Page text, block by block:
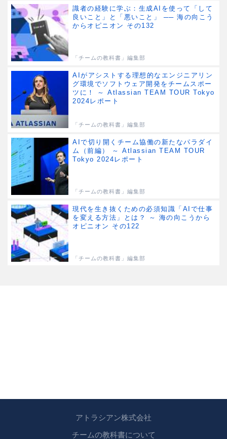
識者の経験に学ぶ：生成AIを使って「して
良いこと」と「悪いこと」 ── 海の向こう
からオピニオン その132
「チームの教科書」編集部
AIがアシストする理想的なエンジニアリン
グ環境でソフトウェア開発をチームスポー
ツに！ ～ Atlassian TEAM TOUR Tokyo
2024レポート
「チームの教科書」編集部
AIで切り開くチーム協働の新たなパラダイ
ム（前編） ～ Atlassian TEAM TOUR
Tokyo 2024レポート
「チームの教科書」編集部
現代を生き抜くための必須知識「AIで仕事
を変える方法」とは？ ～ 海の向こうから
オピニオン その122
「チームの教科書」編集部
アトラシアン株式会社
チームの教科書について